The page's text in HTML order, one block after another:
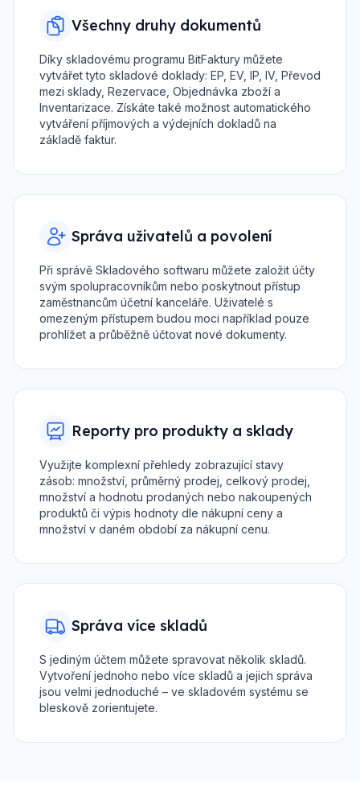
Všechny druhy dokumentů
Díky skladovému programu BitFaktury můžete
vytvářet tyto skladové doklady: EP, EV, IP, IV, Převod
mezi sklady, Rezervace, Objednávka zboží a
Inventarizace. Získáte také možnost automatického
vytváření příjmových a výdejních dokladů na
základě faktur.
Správa uživatelů a povolení
Při správě Skladového softwaru můžete založit účty
svým spolupracovníkům nebo poskytnout přístup
zaměstnancům účetní kanceláře. Uživatelé s
omezeným přístupem budou moci například pouze
prohlížet a průběžně účtovat nové dokumenty.
Reporty pro produkty a sklady
Využijte komplexní přehledy zobrazující stavy
zásob: množství, průměrný prodej, celkový prodej,
množství a hodnotu prodaných nebo nakoupených
produktů či výpis hodnoty dle nákupní ceny a
množství v daném období za nákupní cenu.
Správa více skladů
S jediným účtem můžete spravovat několik skladů.
Vytvoření jednoho nebo více skladů a jejich správa
jsou velmi jednoduché – ve skladovém systému se
bleskově zorientujete.